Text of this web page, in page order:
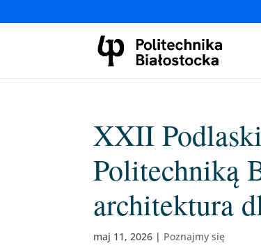
XXII
Politechniką
architektura
maj 11, 2026 | Poznajmy się